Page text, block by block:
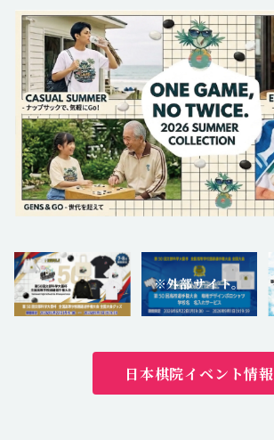
※外部サイト。
日本棋院イベント情報